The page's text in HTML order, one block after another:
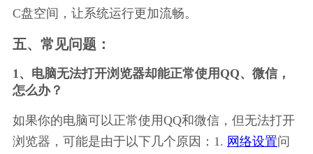
C盘空间，让系统运行更加流畅。
五、常见问题：
1、电脑无法打开浏览器却能正常使用QQ、微信，
怎么办？
如果你的电脑可以正常使用QQ和微信，但无法打开
浏览器，可能是由于以下几个原因：1. 网络设置问